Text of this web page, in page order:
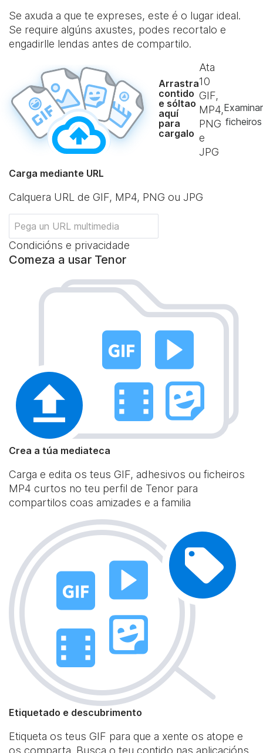
Se axuda a que te expreses, este é o lugar ideal.
Se require algúns axustes, podes recortalo e
engadirlle lendas antes de compartilo.
Arrastra
contido
e sóltao
aquí
para
cargalo
Ata
10
GIF,
MP4,
PNG
e
JPG
Examinar
ficheiros
Carga mediante URL
Calquera URL de GIF, MP4, PNG ou JPG
Condicións e privacidade
Comeza a usar Tenor
Crea a túa mediateca
Carga e edita os teus GIF, adhesivos ou ficheiros
MP4 curtos no teu perfil de Tenor para
compartilos coas amizades e a familia
Etiquetado e descubrimento
Etiqueta os teus GIF para que a xente os atope e
os comparta. Busca o teu contido nas aplicacións